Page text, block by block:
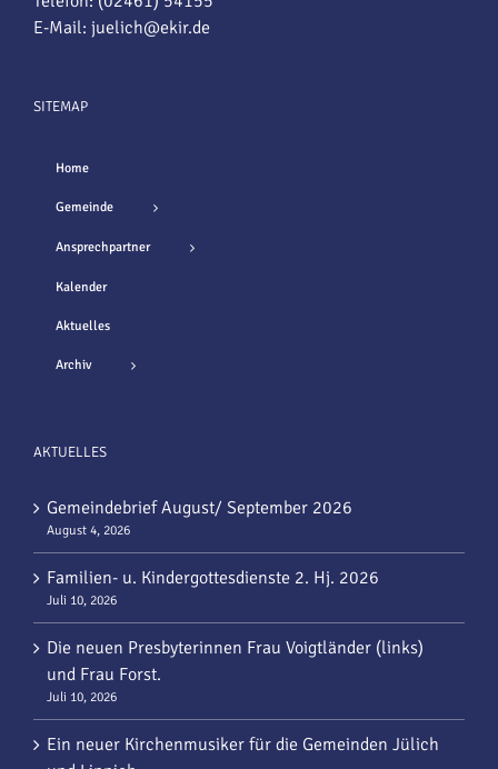
E-Mail: juelich@ekir.de
SITEMAP
Home
Gemeinde
Ansprechpartner
Kalender
Aktuelles
Archiv
AKTUELLES
Gemeindebrief August/ September 2026
August 4, 2026
Familien- u. Kindergottesdienste 2. Hj. 2026
Juli 10, 2026
Die neuen Presbyterinnen Frau Voigtländer (links)
und Frau Forst.
Juli 10, 2026
Ein neuer Kirchenmusiker für die Gemeinden Jülich